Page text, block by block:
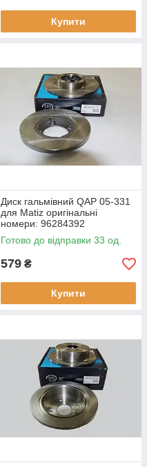
Купити
Диск гальмівний QAP 05-331
для Matiz оригінальні
номери: 96284392
Готово до відправки 33 од.
579 ₴
Купити